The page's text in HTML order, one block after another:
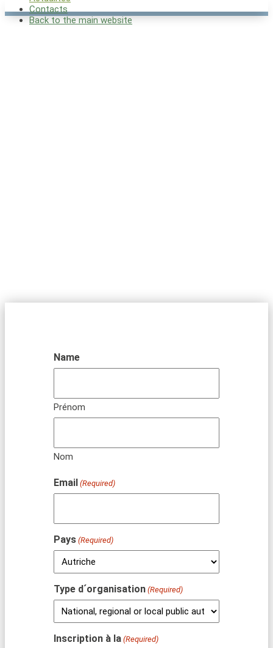
Contacts
Back to the main website
National Page: France
Name
Prénom
Nom
Email (Required)
Pays (Required)
Type d´organisation (Required)
Inscription à la (Required)